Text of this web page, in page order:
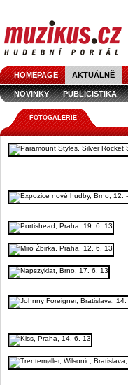
HOMEPAGE AKTUÁLNĚ
NOVINKY PUBLICISTIKA
FOTOGALERIE